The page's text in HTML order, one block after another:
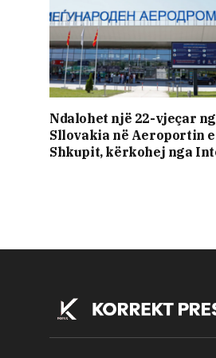
Ndalohet një 22-vjeçar
Sllovakia në Aeroportin e
Shkupit, kërkohej nga